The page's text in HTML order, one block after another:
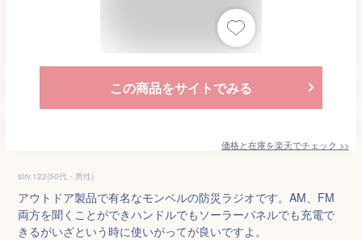
この商品をサイトでみる
価格と在庫を楽天でチェック >>
strv.122(50代・男性)
アウトドア製品で有名なモンベルの防災ラジオです。AM、FM
両方を聞くことができハンドルでもソーラーパネルでも充電で
きるがいざという時に使いがってが良いですよ。